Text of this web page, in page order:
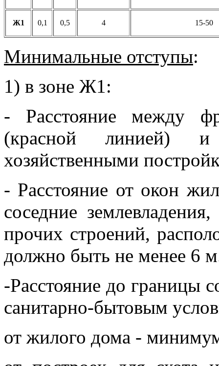
Ж1 0,1 0,5 4 15-50
Минимальные отступы:
1) в зоне Ж1:
- Расстояние между
(красной линией)
хозяйственными
- Расстояние от окон
соседние
прочих строений,
должно быть не менее 6
-Расстояние до границы
санитарно-бытовым
от жилого дома -